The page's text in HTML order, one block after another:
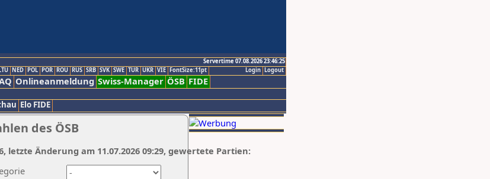
Servertime 07.08.2026 23:46:25
Logout
Login
NED POL POR ROU RUS SRB SVK SWE TUR UKR VIE FontSize:11pt
Onlineanmeldung Swiss-Manager ÖSB FIDE
Elo FIDE
des ÖSB
letzte Änderung am 11.07.2026 09:29, gewertete Partien: